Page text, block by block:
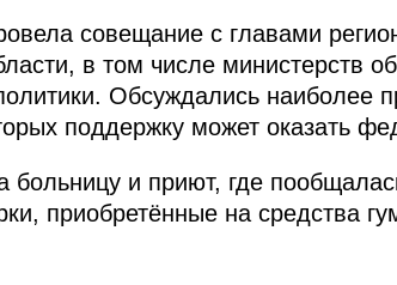
совещание с главами
в том числе министерств
Обсуждались наиболее
поддержку может оказать
больницу и приют, где
приобретённые на средства